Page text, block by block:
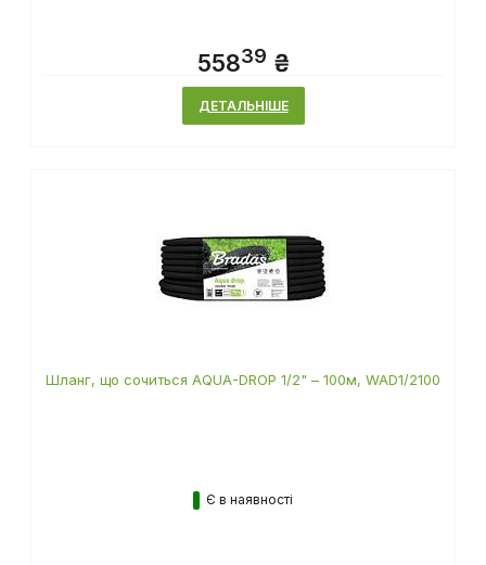
55839 ₴
ДЕТАЛЬНІШЕ
Шланг, що сочиться AQUA-DROP 1/2" – 100м, WAD1/2100
Є в наявності